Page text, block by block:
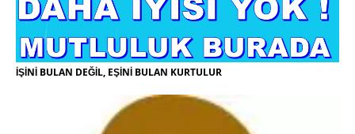
İŞİNİ BULAN DEĞİL, EŞİNİ BULAN KURTULUR